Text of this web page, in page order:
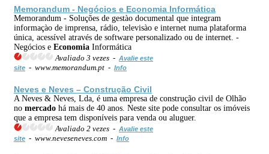
Memorandum - Negócios e Economia Informática
Memorandum - Soluções de gestào documental que integram
informaçào de imprensa, rádio, televisào e internet numa plataforma
única, acessível através de software personalizado ou de internet. -
Negócios e Economia Informática
Avaliado 3 vezes - Avalie este
site - www.memorandum.pt - Info
Neves e Neves – Construção Civil
A Neves & Neves, Lda, é uma empresa de construção civil de Olhão
no mercado há mais de 40 anos. Neste site pode consultar os imóveis
que a empresa tem disponíveis para venda ou aluguer.
Avaliado 2 vezes - Avalie este
site - www.neveseneves.com - Info